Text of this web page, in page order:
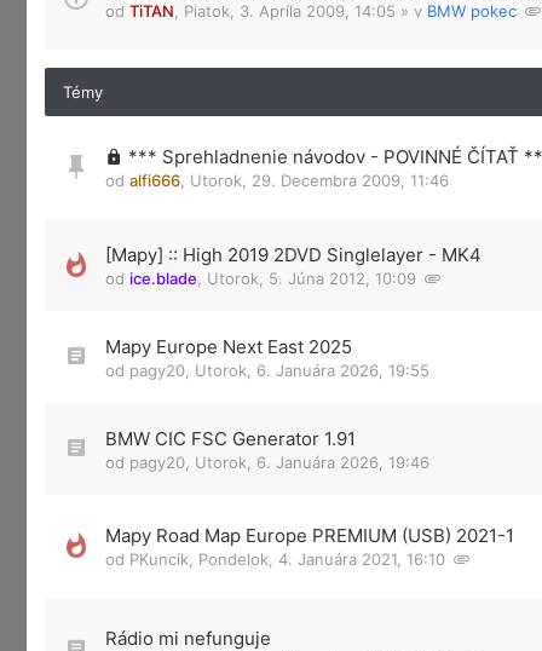
od TiTAN Piatok, 3. Apríla 2009, 14:05 » v BMW pokec
Témy
*** Sprehladnenie návodov - POVINNÉ ČÍTAŤ
od alfi666 Utorok, 29. Decembra 2009, 11:46
[Mapy] :: High 2019 2DVD Singlelayer - MK4
od ice.blade Utorok, 5. Júna 2012, 10:09
Mapy Europe Next East 2025
od pagy20 Utorok, 6. Januára 2026, 19:55
BMW CIC FSC Generator 1.91
od pagy20 Utorok, 6. Januára 2026, 19:46
Mapy Road Map Europe PREMIUM (USB) 2021-1
od PKuncik Pondelok, 4. Januára 2021, 16:10
Rádio mi nefunguje